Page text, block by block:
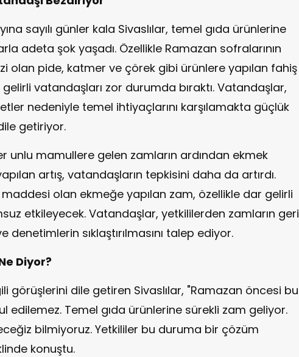
sayılı günler kala Sivaslılar, temel gıda ürünlerine
adeta şok yaşadı. Özellikle Ramazan sofralarının
olan pide, katmer ve çörek gibi ürünlere yapılan fahiş
vatandaşları zor durumda bıraktı. Vatandaşlar,
nedeniyle temel ihtiyaçlarını karşılamakta güçlük
getiriyor.
unlu mamullere gelen zamların ardından ekmek
artış, vatandaşların tepkisini daha da artırdı.
maddesi olan ekmeğe yapılan zam, özellikle dar gelirli
etkileyecek. Vatandaşlar, yetkililerden zamların geri
denetimlerin sıklaştırılmasını talep ediyor.
Diyor?
görüşlerini dile getiren Sivaslılar, "Ramazan öncesi bu
edilemez. Temel gıda ürünlerine sürekli zam geliyor.
bilmiyoruz. Yetkililer bu duruma bir çözüm
konuştu.